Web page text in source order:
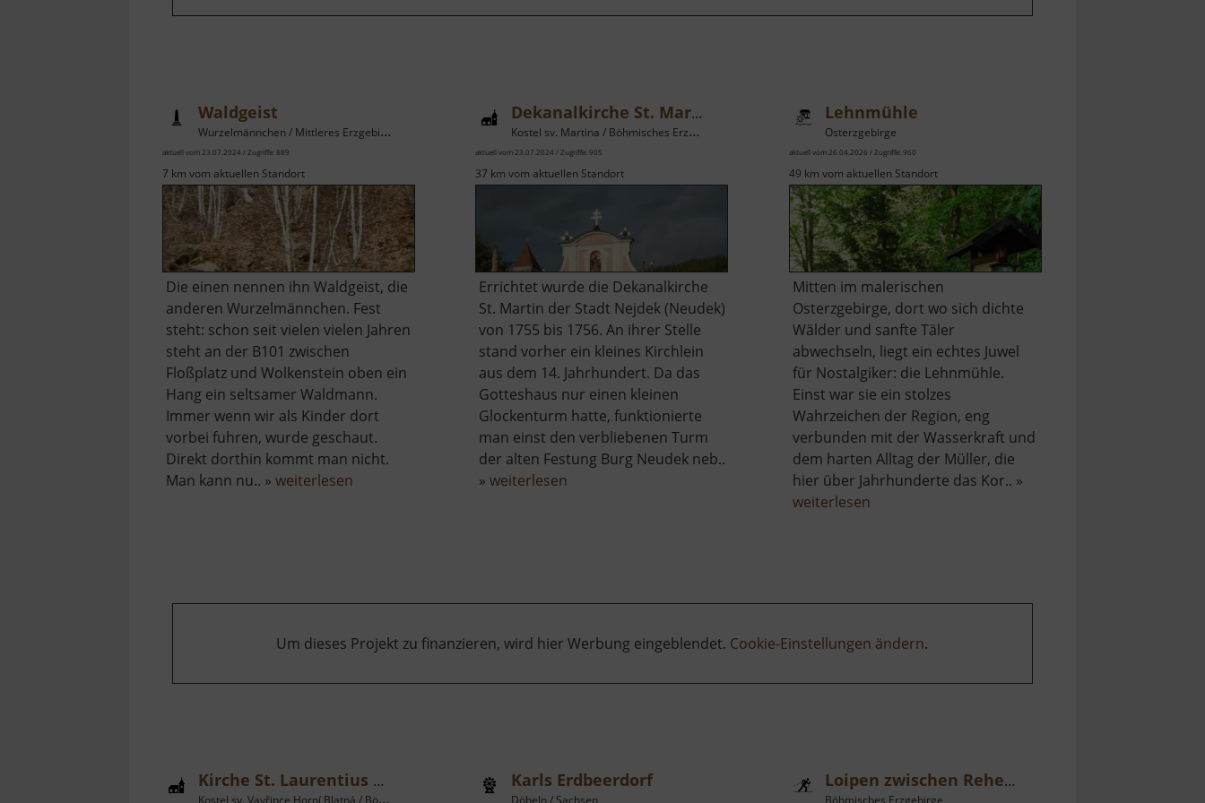
Waldgeist
Wurzelmännchen / Mittleres Erzgebirge
aktuell vom 23.07.2024 / Zugriffe: 889
7 km vom aktuellen Standort
Die einen nennen ihn Waldgeist, die
anderen Wurzelmännchen. Fest
steht: schon seit vielen vielen Jahren
steht an der B101 zwischen
Floßplatz und Wolkenstein oben ein
Hang ein seltsamer Waldmann.
Immer wenn wir als Kinder dort
vorbei fuhren, wurde geschaut.
Direkt dorthin kommt man nicht.
Man kann nu.. » weiterlesen
Dekanalkirche St. Martin
Kostel sv. Martina / Böhmisches Erzgebirge
aktuell vom 23.07.2024 / Zugriffe: 905
37 km vom aktuellen Standort
Errichtet wurde die Dekanalkirche
St. Martin der Stadt Nejdek (Neudek)
von 1755 bis 1756. An ihrer Stelle
stand vorher ein kleines Kirchlein
aus dem 14. Jahrhundert. Da das
Gotteshaus nur einen kleinen
Glockenturm hatte, funktionierte
man einst den verbliebenen Turm
der alten Festung Burg Neudek neb..
»weiterlesen
Lehnmühle
Osterzgebirge
aktuell vom 26.04.2026 / Zugriffe: 960
49 km vom aktuellen Standort
Mitten im malerischen
Osterzgebirge, dort wo sich dichte
Wälder und sanfte Täler
abwechseln, liegt ein echtes Juwel
für Nostalgiker: die Lehnmühle.
Einst war sie ein stolzes
Wahrzeichen der Region, eng
verbunden mit der Wasserkraft und
dem harten Alltag der Müller, die
hier über Jahrhunderte das Kor.. »
weiterlesenüber
Um dieses Projekt zu finanzieren, wird hier Werbung eingeblendet. Cookie-Einstellungen ändern.
Kirche St. Laurentius Bergstadt Platten
Kostel sv. Vavřince Horní Blatná / Böhmisches Erzgebirge
Karls Erdbeerdorf
Döbeln / Sachsen
Loipen zwischen Rehefeld und Mikulov
Böhmisches Erzgebirge